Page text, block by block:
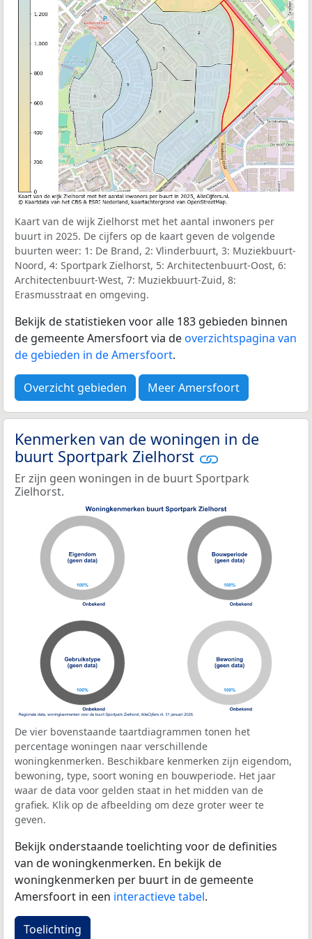
Kaart van de wijk Zielhorst met het aantal inwoners per
buurt in 2025. De cijfers op de kaart geven de volgende
buurten weer: 1: De Brand, 2: Vlinderbuurt, 3: Muziekbuurt-
Noord, 4: Sportpark Zielhorst, 5: Architectenbuurt-Oost, 6:
Architectenbuurt-West, 7: Muziekbuurt-Zuid, 8:
Erasmusstraat en omgeving.
Bekijk de statistieken voor alle 183 gebieden binnen
de gemeente Amersfoort via deoverzichtspagina van
de gebieden in de Amersfoort.
Overzicht gebieden Meer Amersfoort
Kenmerken van de woningen in de
buurt Sportpark Zielhorst
Er zijn geen woningen in de buurt Sportpark
Zielhorst.
De vier bovenstaande taartdiagrammen tonen het
percentage woningen naar verschillende
woningkenmerken. Beschikbare kenmerken zijn eigendom,
bewoning, type, soort woning en bouwperiode. Het jaar
waar de data voor gelden staat in het midden van de
grafiek. Klik op de afbeelding om deze groter weer te
geven.
Bekijk onderstaande toelichting voor de definities
van de woningkenmerken. En bekijk de
woningkenmerken per buurt in de gemeente
Amersfoort in een interactieve tabel.
Toelichting